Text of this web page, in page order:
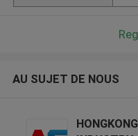
AU SUJET DE NOUS